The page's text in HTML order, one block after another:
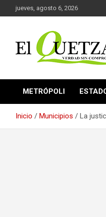
Saltar
al
jueves, agosto 6, 2026
El
METRÓPOLI
Inicio Municipios La